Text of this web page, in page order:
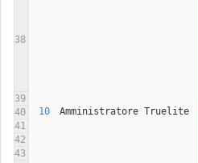
38
39
40
10 Amministratore Truelite
41
42
43